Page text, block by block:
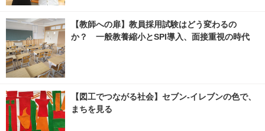
【教師への扉】教員採用試験はどう変わるの
か？ 一般教養縮小とSPI導入、面接重視の時代
【図工でつながる社会】セブン‐イレブンの色で、
まちを見る